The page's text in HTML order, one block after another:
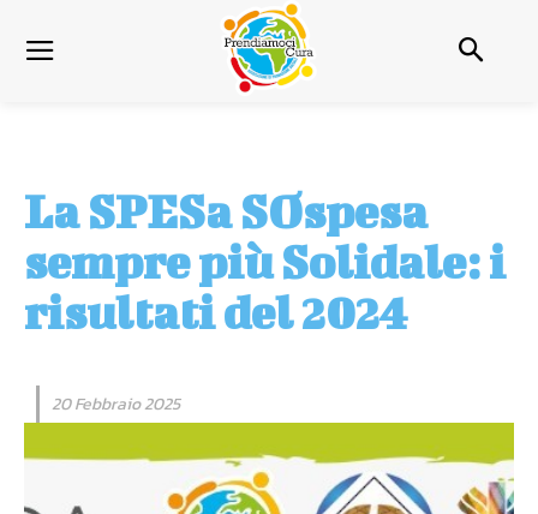
La SPESa SOspesa
sempre più Solidale: i
risultati del 2024
20 Febbraio 2025